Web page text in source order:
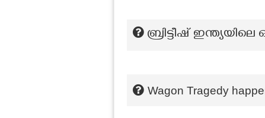
ബ്രിട്ടീഷ്
Wagon Tragedy